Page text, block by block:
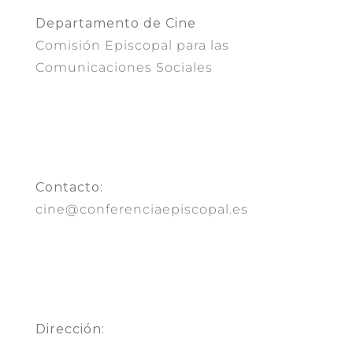
Departamento de Cine
Comisión Episcopal para las
Comunicaciones Sociales
Contacto:
cine@conferenciaepiscopal.es
Dirección: